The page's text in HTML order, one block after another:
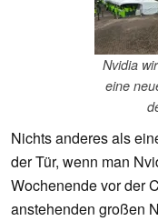
Nvidia
eine
Nichts anderes als
der Tür, wenn man
Wochenende vor der
anstehenden großen